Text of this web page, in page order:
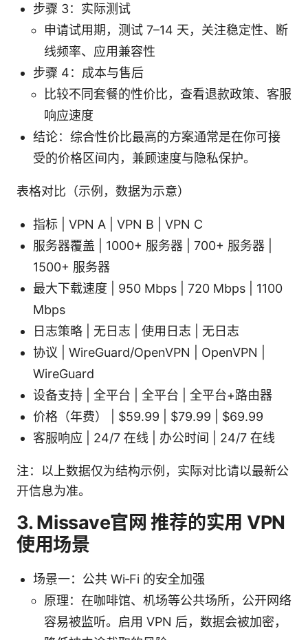
步骤 3：实际测试
申请试用期，测试 7–14 天，关注稳定性、断
线频率、应用兼容性
步骤 4：成本与售后
比较不同套餐的性价比，查看退款政策、客服
响应速度
结论：综合性价比最高的方案通常是在你可接
受的价格区间内，兼顾速度与隐私保护。
表格对比（示例，数据为示意）
指标 | VPN A | VPN B | VPN C
服务器覆盖 | 1000+ 服务器 | 700+ 服务器 |
1500+ 服务器
最大下载速度 | 950 Mbps | 720 Mbps | 1100
Mbps
日志策略 | 无日志 | 使用日志 | 无日志
协议 | WireGuard/OpenVPN | OpenVPN |
WireGuard
设备支持 | 全平台 | 全平台 | 全平台+路由器
价格（年费） | $59.99 | $79.99 | $69.99
客服响应 | 24/7 在线 | 办公时间 | 24/7 在线
注：以上数据仅为结构示例，实际对比请以最新公
开信息为准。
3. Missave官网 推荐的实用 VPN
使用场景
场景一：公共 Wi‑Fi 的安全加强
原理：在咖啡馆、机场等公共场所，公开网络
容易被监听。启用 VPN 后，数据会被加密，